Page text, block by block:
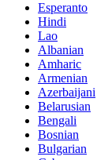
Esperanto
Hindi
Lao
Albanian
Amharic
Armenian
Azerbaijani
Belarusian
Bengali
Bosnian
Bulgarian